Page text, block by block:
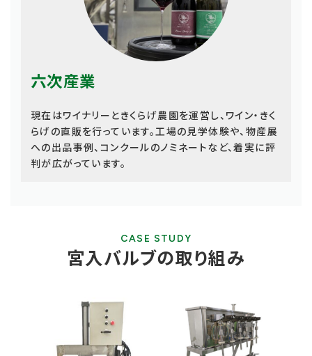
六次産業
現在はワイナリーときくらげ農園を運営し、ワイン・きく
らげの直販を行っています。工場の見学体験や、物産展
への出品事例、コンクールのノミネートなど、着実に評
判が広がっています。
宮入バルブの取り組み
CASE STUDY